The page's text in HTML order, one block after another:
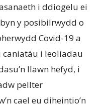
i ddiogelu ei
y posibilrwydd o
Covid-19 a
caniatáu i leoliadau
llawn hefyd, i
pellter
cael eu diheintio’n